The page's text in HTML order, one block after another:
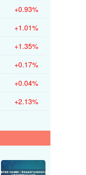
+0.93%
+1.01%
+1.35%
+0.17%
+0.04%
+2.13%